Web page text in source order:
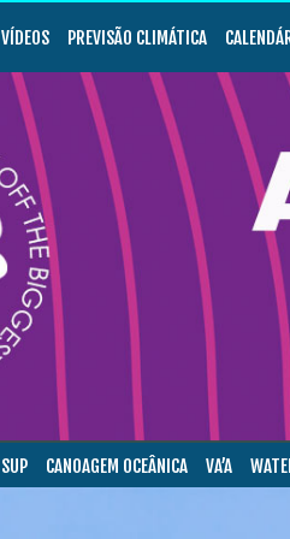
VÍDEOS PREVISÃO CLIMÁTICA
SUP CANOAGEM OCEÂNICA VA’A